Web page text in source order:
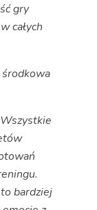
gry
całych
środkowa
bardziej